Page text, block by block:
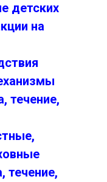
детских
на
течение,
течение,